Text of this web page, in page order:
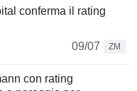
conferma il rating
09/07
ZM
con rating